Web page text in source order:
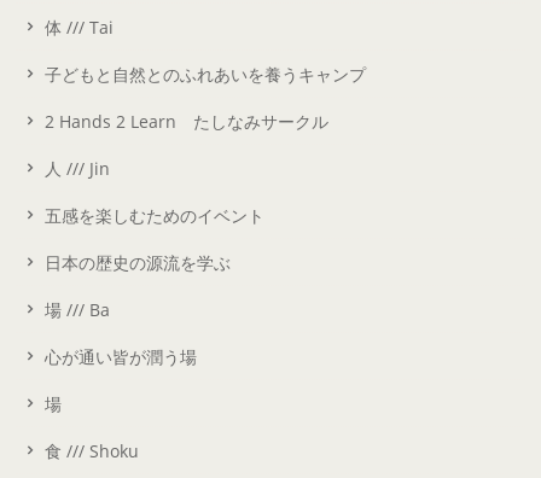
体 /// Tai
子どもと自然とのふれあいを養うキャンプ
2 Hands 2 Learn たしなみサークル
人 /// Jin
五感を楽しむためのイベント
日本の歴史の源流を学ぶ
場 /// Ba
心が通い皆が潤う場
場
食 /// Shoku